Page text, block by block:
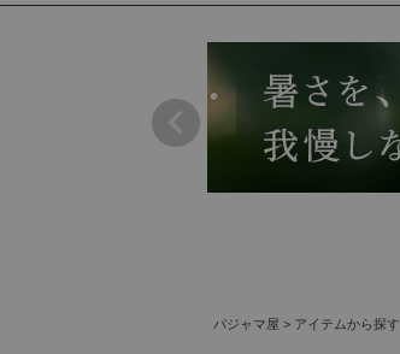
パジャマ屋 アイテムから探す